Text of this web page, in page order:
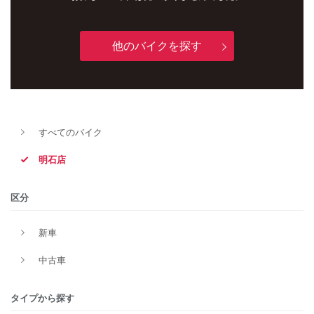
他のバイクを探す
すべてのバイク
明石店
区分
新車
中古車
タイプから探す
メーカー